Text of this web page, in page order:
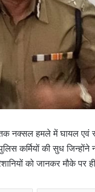
नक्सल हमले में घायल एवं
कर्मियों की सुध
को जानकर मौके पर